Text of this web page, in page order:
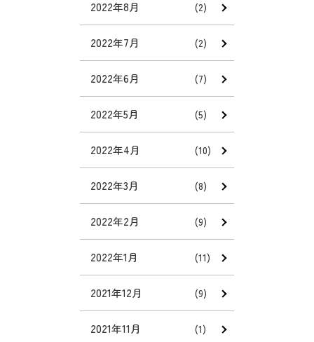
2022年8月 (2)
2022年7月 (2)
2022年6月 (7)
2022年5月 (5)
2022年4月 (10)
2022年3月 (8)
2022年2月 (9)
2022年1月 (11)
2021年12月 (9)
2021年11月 (1)